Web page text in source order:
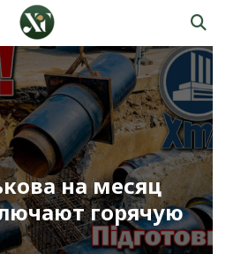
на месяц
горячую